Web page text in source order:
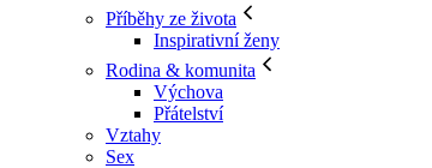
Příběhy ze života
Inspirativní ženy
Rodina & komunita
Výchova
Přátelství
Vztahy
Sex